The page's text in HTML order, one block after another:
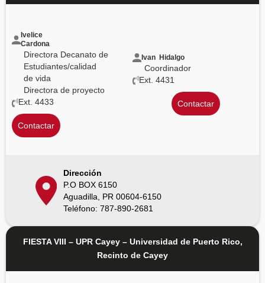
Ivelice
Cardona
Directora Decanato de
Estudiantes/calidad
de vida
Directora de proyecto
Ext. 4433
Contactar
Ivan Hidalgo
Coordinador
Ext. 4431
Contactar
Dirección
P.O BOX 6150
Aguadilla, PR 00604-6150
Teléfono: 787-890-2681
FIESTA VIII – UPR Cayey – Universidad de Puerto Rico,
Recinto de Cayey